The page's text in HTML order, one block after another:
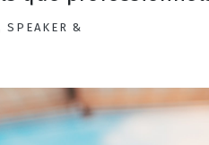
SPEAKER &